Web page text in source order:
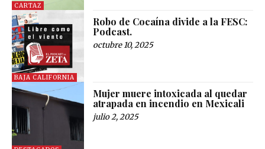
CARTAZ
BAJA CALIFORNIA
Robo de Cocaína divide a la FESC:
Podcast.
octubre 10, 2025
Mujer muere intoxicada al quedar
atrapada en incendio en Mexicali
julio 2, 2025